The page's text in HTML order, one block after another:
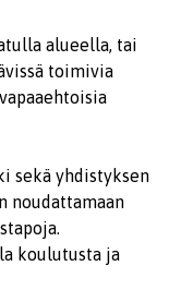
alueella, tai
toimivia
sekä yhdistyksen
noudattamaan
koulutusta ja